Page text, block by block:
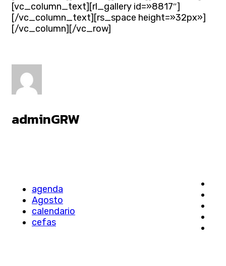
[vc_column_text][rl_gallery id=»8817″]
[/vc_column_text][rs_space height=»32px»]
[/vc_column][/vc_row]
adminGRW
agenda
Agosto
calendario
cefas